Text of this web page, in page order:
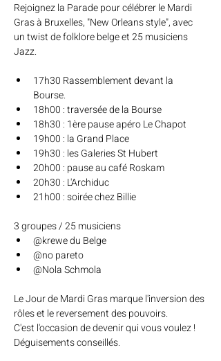
Rejoignez la Parade pour célébrer le Mardi
Gras à Bruxelles, "New Orleans style", avec
un twist de folklore belge et 25 musiciens
Jazz.
17h30 Rassemblement devant la
Bourse.
18h00 : traversée de la Bourse
18h30 : 1ère pause apéro Le Chapot
19h00 : la Grand Place
19h30 : les Galeries St Hubert
20h00 : pause au café Roskam
20h30 : L'Archiduc
21h00 : soirée chez Billie
3 groupes / 25 musiciens
@krewe du Belge
@no pareto
@Nola Schmola
Le Jour de Mardi Gras marque l'inversion des
rôles et le reversement des pouvoirs.
C'est l'occasion de devenir qui vous voulez !
Déguisements conseillés.